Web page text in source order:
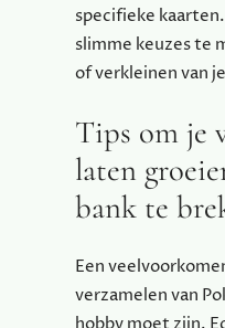
specifieke
slimme keuzes te
of verkleinen van
Tips om je
laten
bank te
Een
verzamelen van